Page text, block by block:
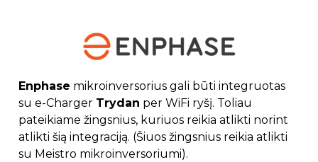
Enphase mikroinversorius gali būti integruotas
su e-Charger Trydan per WiFi ryšį. Toliau
pateikiame žingsnius, kuriuos reikia atlikti norint
atlikti šią integraciją. (Šiuos žingsnius reikia atlikti
su Meistro mikroinversoriumi).